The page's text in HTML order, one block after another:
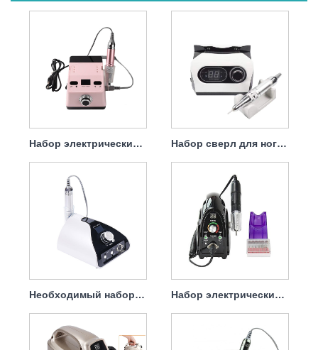
Набор электрических сверл для снятия гель-лака, 65 Вт, 35000 об/мин. Набор сверл для ногтей, электрическая пилка Professional, 65 Вт, 35000 об/мин
Необходимый набор электрических сверл для ногтей, 65 Вт, 35000 об/мин. Набор электрических сверл для удаления ногтей, 65 Вт, 35000 об/мин